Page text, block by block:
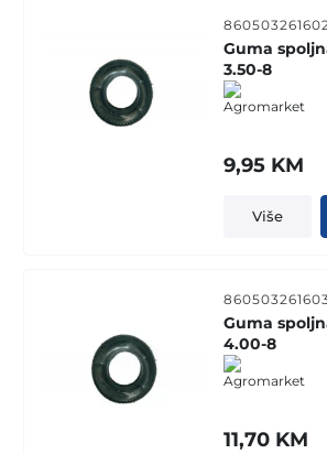
Guma
3.50-8
9,95 KM
Više
Guma
4.00-8
11,70 KM